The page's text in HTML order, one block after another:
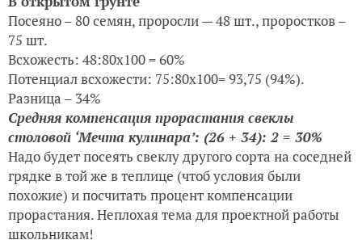
Посеяно – 80 семян, проросли — 48 шт., проростков –
75 шт.
Всхожесть: 48:80x100 = 60%
Потенциал всхожести: 75:80x100= 93,75 (94%).
Разница – 34%
Средняя компенсация прорастания свеклы
столовой ‘Мечта кулинара’: (26 + 34): 2 = 30%
Надо будет посеять свеклу другого сорта на соседней
грядке в той же в теплице (чтоб условия были
похожие) и посчитать процент компенсации
прорастания. Неплохая тема для проектной работы
школьникам!